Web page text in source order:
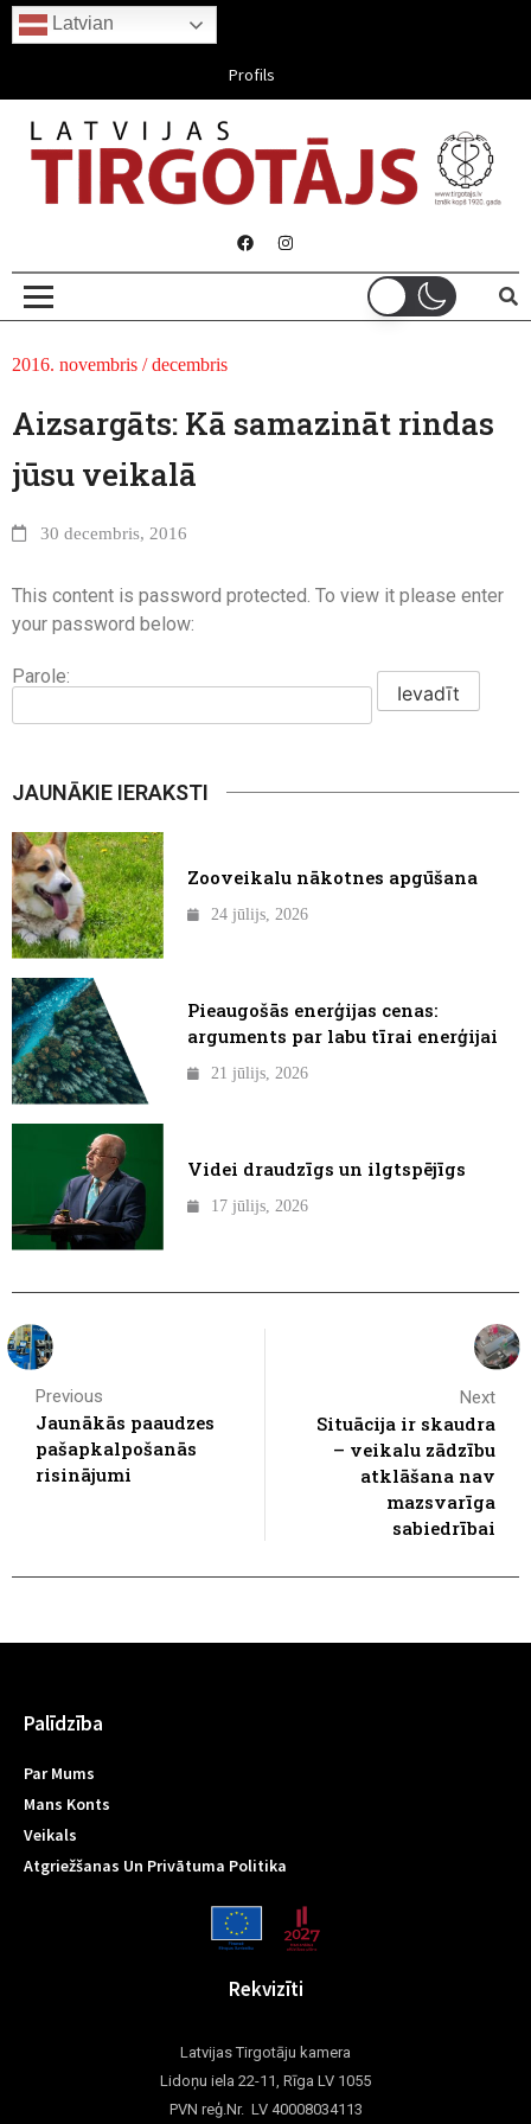
Latvian Aug 09, 2026
Profils
2016. novembris / decembris
Aizsargāts: Kā samazināt rindas
jūsu veikalā
30 decembris, 2016
This content is password protected. To view it please enter
your password below:
Parole:
JAUNĀKIE IERAKSTI
Zooveikalu nākotnes apgūšana
24 jūlijs, 2026
Pieaugošās enerģijas cenas:
arguments par labu tīrai enerģijai
21 jūlijs, 2026
Videi draudzīgs un ilgtspējīgs
17 jūlijs, 2026
Previous
Jaunākās paaudzes
pašapkalpošanās
risinājumi
Next
Situācija ir skaudra
– veikalu zādzību
atklāšana nav
mazsvarīga
sabiedrībai
Palīdzība
Par Mums
Mans Konts
Veikals
Atgriežšanas Un Privātuma Politika
Rekvizīti
Latvijas Tirgotāju kamera
Lidoņu iela 22-11, Rīga LV 1055
PVN reģ.Nr. LV 40008034113